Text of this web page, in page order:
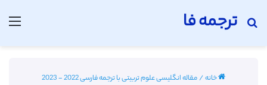
ترجمه فا
جستجو برای
خانه/مقاله انگلیسی علوم تربیتی با ترجمه فارسی 2022 - 2023